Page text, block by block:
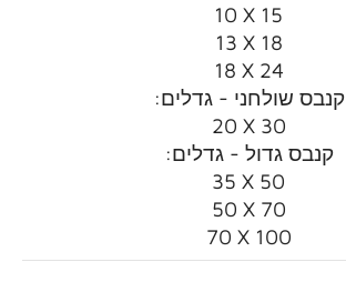
10 X 15
13 X 18
18 X 24
:קנבס שולחני - גדלים
20 X 30
:קנבס גדול - גדלים
35 X 50
50 X 70
70 X 100